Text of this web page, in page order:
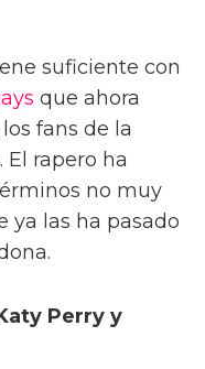
suficiente con
que ahora
fans de la
. El rapero ha
no muy
ya las ha pasado
Perry y